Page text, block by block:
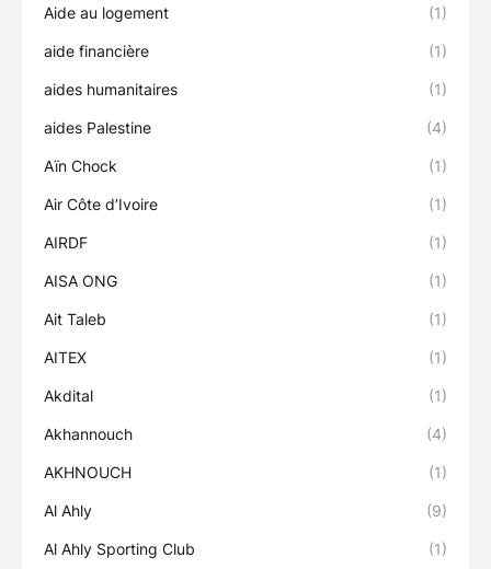
Aide au logement (1)
aide financière (1)
aides humanitaires (1)
aides Palestine (4)
Aïn Chock (1)
Air Côte d’Ivoire (1)
AIRDF (1)
AISA ONG (1)
Ait Taleb (1)
AITEX (1)
Akdital (1)
Akhannouch (4)
AKHNOUCH (1)
Al Ahly (9)
Al Ahly Sporting Club (1)